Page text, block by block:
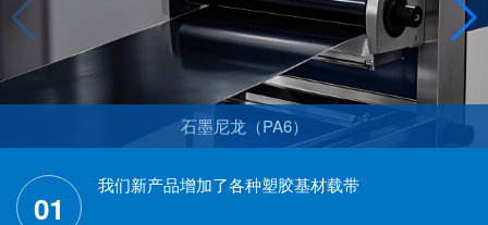
石墨尼龙（PA6）
01
我们新产品增加了各种塑胶基材载带